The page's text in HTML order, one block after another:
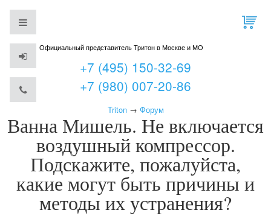
Официальный представитель Тритон в Москве и МО
+7 (495) 150-32-69
+7 (980) 007-20-86
Triton→ Форум
Ванна Мишель. Не включается
воздушный компрессор.
Подскажите, пожалуйста,
какие могут быть причины и
методы их устранения?